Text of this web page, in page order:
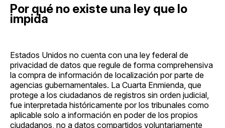
Por qué no existe una ley que lo
impida
Estados Unidos no cuenta con una ley federal de
privacidad de datos que regule de forma comprehensiva
la compra de información de localización por parte de
agencias gubernamentales. La Cuarta Enmienda, que
protege a los ciudadanos de registros sin orden judicial,
fue interpretada históricamente por los tribunales como
aplicable solo a información en poder de los propios
ciudadanos, no a datos compartidos voluntariamente